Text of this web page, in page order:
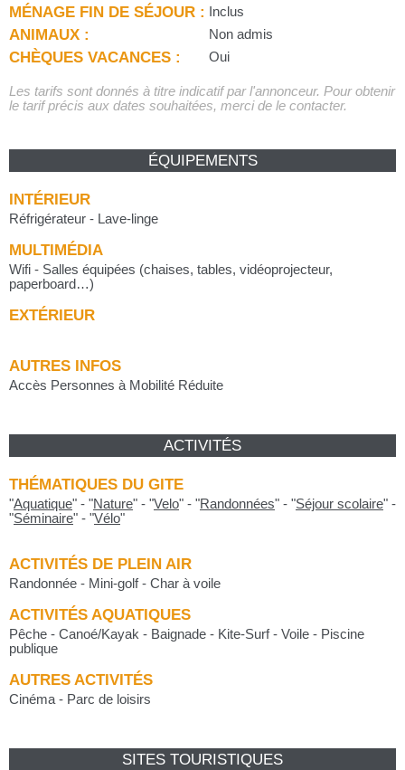
MÉNAGE FIN DE SÉJOUR : Inclus
ANIMAUX : Non admis
CHÈQUES VACANCES : Oui
Les tarifs sont donnés à titre indicatif par l'annonceur. Pour obtenir
le tarif précis aux dates souhaitées, merci de le contacter.
ÉQUIPEMENTS
INTÉRIEUR
Réfrigérateur - Lave-linge
MULTIMÉDIA
Wifi - Salles équipées (chaises, tables, vidéoprojecteur,
paperboard…)
EXTÉRIEUR
AUTRES INFOS
Accès Personnes à Mobilité Réduite
ACTIVITÉS
THÉMATIQUES DU GITE
"Aquatique" - "Nature" - "Velo" - "Randonnées" - "Séjour scolaire" -
"Séminaire" - "Vélo"
ACTIVITÉS DE PLEIN AIR
Randonnée - Mini-golf - Char à voile
ACTIVITÉS AQUATIQUES
Pêche - Canoé/Kayak - Baignade - Kite-Surf - Voile - Piscine
publique
AUTRES ACTIVITÉS
Cinéma - Parc de loisirs
SITES TOURISTIQUES